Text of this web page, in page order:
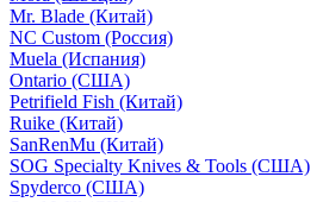
Mr. Blade (Китай)
NC Custom (Россия)
Muela (Испания)
Ontario (США)
Petrifield Fish (Китай)
Ruike (Китай)
SanRenMu (Китай)
SOG Specialty Knives & Tools (США)
Spyderco (США)